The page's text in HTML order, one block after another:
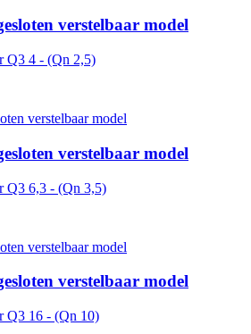
verstelbaar model
Q3 4 - (Qn 2,5)
verstelbaar model
Q3 6,3 - (Qn 3,5)
verstelbaar model
Q3 16 - (Qn 10)